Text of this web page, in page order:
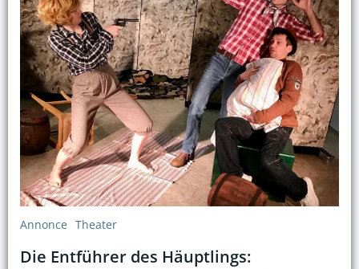
Annonce Theater
Die Entführer des Häuptlings: